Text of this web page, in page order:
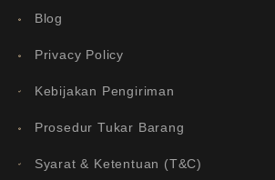
Blog
Privacy Policy
Kebijakan Pengiriman
Prosedur Tukar Barang
Syarat & Ketentuan (T&C)